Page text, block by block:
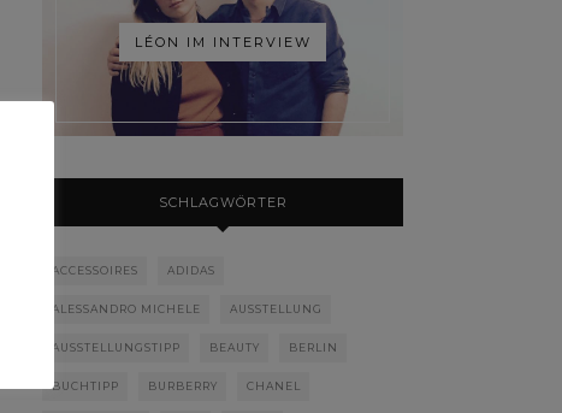
LÉON IM INTERVIEW
SCHLAGWÖRTER
ACCESSOIRES ADIDAS
ALESSANDRO MICHELE AUSSTELLUNG
AUSSTELLUNGSTIPP BEAUTY BERLIN
BUCHTIPP BURBERRY CHANEL